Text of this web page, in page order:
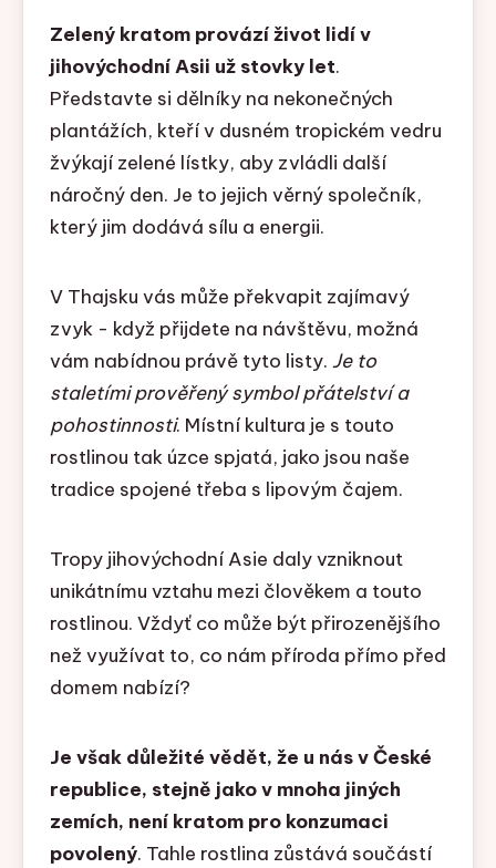
Zelený kratom provází život lidí v
jihovýchodní Asii už stovky let.
Představte si dělníky na nekonečných
plantážích, kteří v dusném tropickém vedru
žvýkají zelené lístky, aby zvládli další
náročný den. Je to jejich věrný společník,
který jim dodává sílu a energii.
V Thajsku vás může překvapit zajímavý
zvyk - když přijdete na návštěvu, možná
vám nabídnou právě tyto listy. Je to
staletími prověřený symbol přátelství a
pohostinnosti. Místní kultura je s touto
rostlinou tak úzce spjatá, jako jsou naše
tradice spojené třeba s lipovým čajem.
Tropy jihovýchodní Asie daly vzniknout
unikátnímu vztahu mezi člověkem a touto
rostlinou. Vždyť co může být přirozenějšího
než využívat to, co nám příroda přímo před
domem nabízí?
Je však důležité vědět, že u nás v České
republice, stejně jako v mnoha jiných
zemích, není kratom pro konzumaci
povolený. Tahle rostlina zůstává součástí